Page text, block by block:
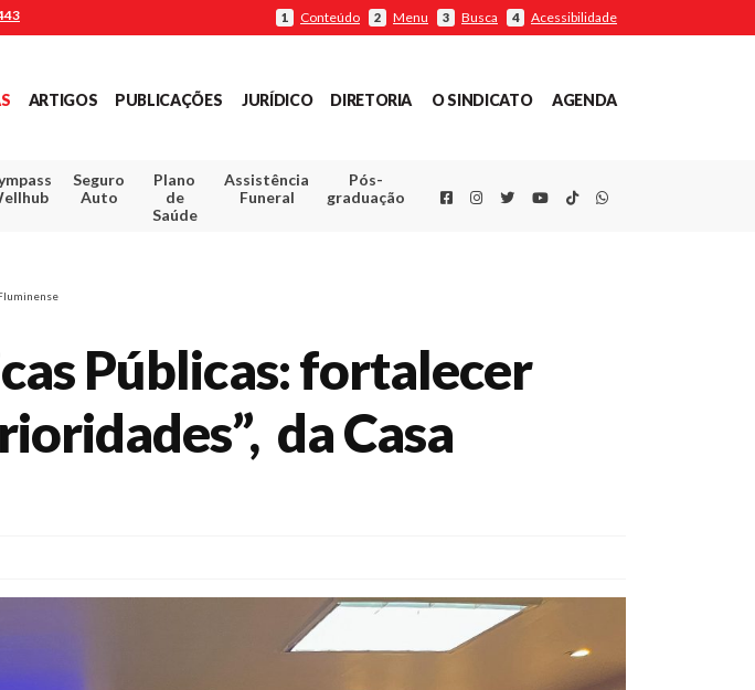
1 Conteúdo 2 Menu 3 Busca 4 Acessibilidade
ARTIGOS PUBLICAÇÕES JURÍDICO DIRETORIA O SINDICATO AGENDA
Seguro
Auto
Plano
de
Saúde
Assistência
Funeral
Pós-
graduação
FacebookInstagram
TwitterYoutube
TikTokWhatsapp
Públicas: fortalecer
da Casa